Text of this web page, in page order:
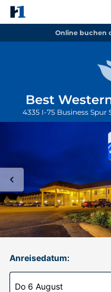
Online buchen
Best
4335 I-75 Business Spur
Anreisedatum:
Do 6 August